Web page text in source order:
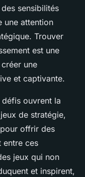
sensibilités
une attention
Trouver
est une
une
et captivante.
ouvrent la
de stratégie,
offrir des
entre ces
jeux qui non
et inspirent,